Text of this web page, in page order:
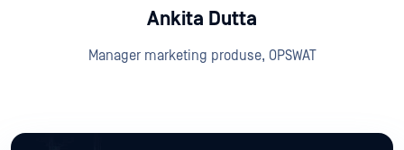
Ankita Dutta
Manager marketing produse, OPSWAT